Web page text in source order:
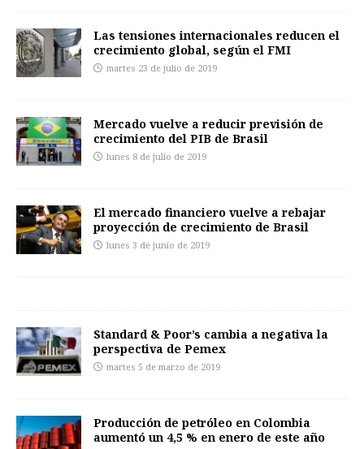
Las tensiones internacionales reducen el
crecimiento global, según el FMI
martes 23 de julio de 2019
Mercado vuelve a reducir previsión de
crecimiento del PIB de Brasil
lunes 8 de julio de 2019
El mercado financiero vuelve a rebajar
proyección de crecimiento de Brasil
lunes 3 de junio de 2019
Standard & Poor’s cambia a negativa la
perspectiva de Pemex
martes 5 de marzo de 2019
Producción de petróleo en Colombia
aumentó un 4,5 % en enero de este año